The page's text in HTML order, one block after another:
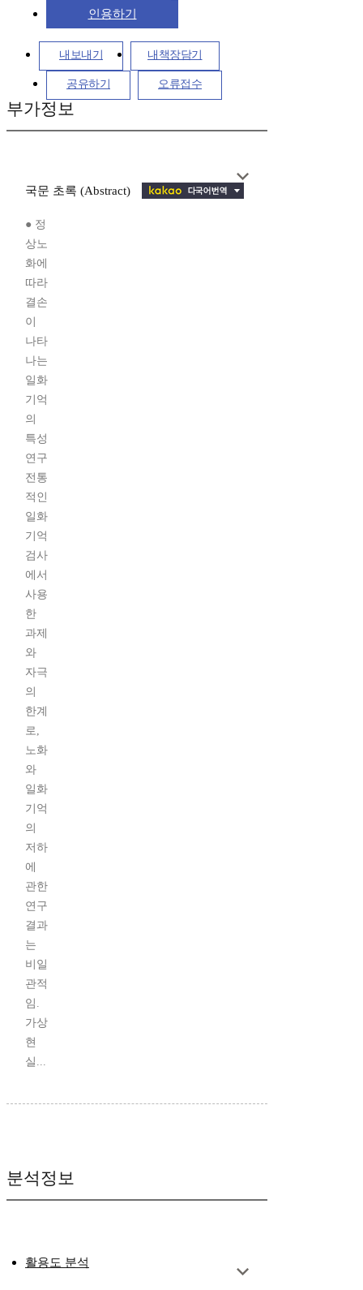
인용하기
내보내기 내책장담기
공유하기 오류접수
부가정보
국문 초록 (Abstract)
● 정
상노
화에
따라
결손
이
나타
나는
일화
기억
의
특성
연구
전통
적인
일화
기억
검사
에서
사용
한
과제
와
자극
의
한계
로,
노화
와
일화
기억
의
저하
에
관한
연구
결과
는
비일
관적
임.
가상
현
실...
분석정보
활용도 분석